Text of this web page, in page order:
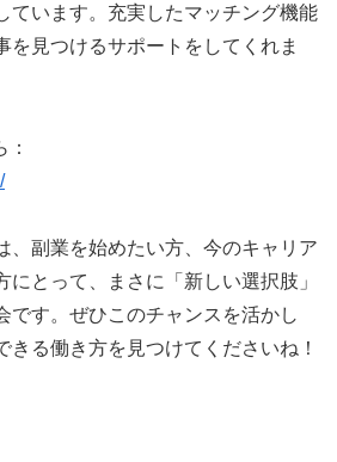
ています。充実したマッチング機能
を見つけるサポートをしてくれま
、副業を始めたい方、今のキャリア
にとって、まさに「新しい選択肢」
です。ぜひこのチャンスを活かし
きる働き方を見つけてくださいね！